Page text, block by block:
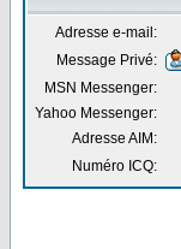
Adresse e-mail:
Message Privé:
MSN Messenger:
Yahoo Messenger:
Adresse AIM:
Numéro ICQ: